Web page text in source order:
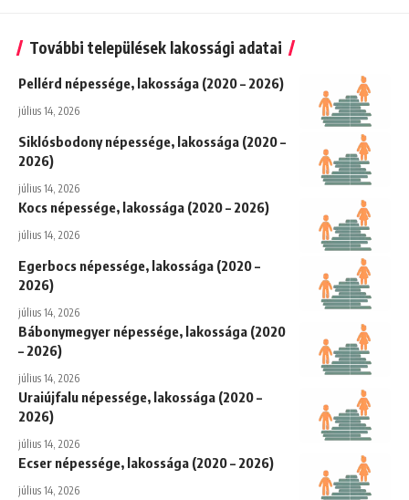
További települések lakossági adatai
Pellérd népessége, lakossága (2020 – 2026)
július 14, 2026
Siklósbodony népessége, lakossága (2020 –
2026)
július 14, 2026
Kocs népessége, lakossága (2020 – 2026)
július 14, 2026
Egerbocs népessége, lakossága (2020 –
2026)
július 14, 2026
Bábonymegyer népessége, lakossága (2020
– 2026)
július 14, 2026
Uraiújfalu népessége, lakossága (2020 –
2026)
július 14, 2026
Ecser népessége, lakossága (2020 – 2026)
július 14, 2026